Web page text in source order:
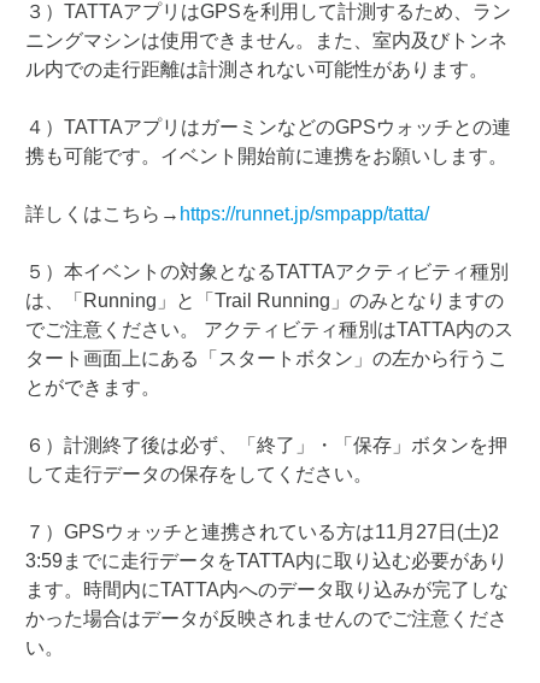
３）TATTAアプリはGPSを利用して計測するため、ラン
ニングマシンは使用できません。また、室内及びトンネ
ル内での走行距離は計測されない可能性があります。
４）TATTAアプリはガーミンなどのGPSウォッチとの連
携も可能です。イベント開始前に連携をお願いします。
詳しくはこちら→ https://runnet.jp/smpapp/tatta/
５）本イベントの対象となるTATTAアクティビティ種別
は、「Running」と「Trail Running」のみとなりますの
でご注意ください。 アクティビティ種別はTATTA内のス
タート画面上にある「スタートボタン」の左から行うこ
とができます。
６）計測終了後は必ず、「終了」・「保存」ボタンを押
して走行データの保存をしてください。
７）GPSウォッチと連携されている方は11月27日(土)2
3:59までに走行データをTATTA内に取り込む必要があり
ます。時間内にTATTA内へのデータ取り込みが完了しな
かった場合はデータが反映されませんのでご注意くださ
い。